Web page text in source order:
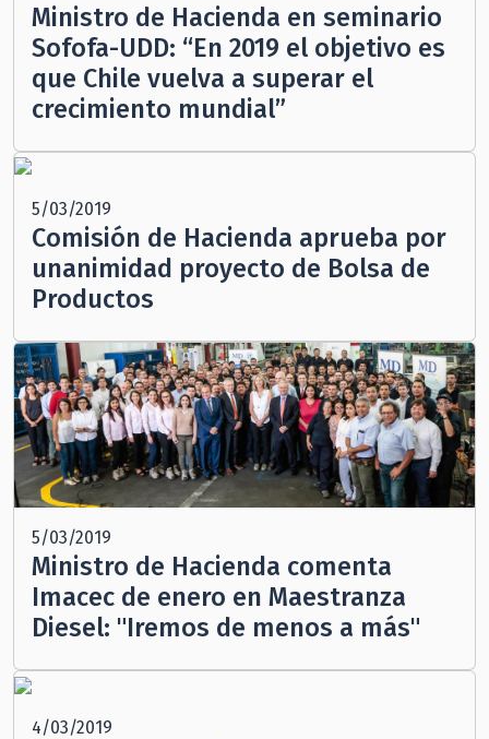
Ministro de Hacienda en seminario
Sofofa-UDD: “En 2019 el objetivo es
que Chile vuelva a superar el
crecimiento mundial”
5/03/2019
Comisión de Hacienda aprueba por
unanimidad proyecto de Bolsa de
Productos
5/03/2019
Ministro de Hacienda comenta
Imacec de enero en Maestranza
Diesel: "Iremos de menos a más"
4/03/2019